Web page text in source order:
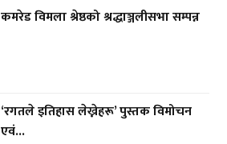
कमरेड विमला श्रेष्ठको श्रद्धाञ्जलीसभा सम्पन्न
‘रगतले इतिहास लेख्नेहरू’ पुस्तक विमोचन
एवं...